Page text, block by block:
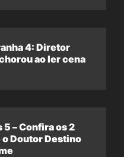
4: Diretor
ao ler cena
– Confira os 2
Doutor Destino